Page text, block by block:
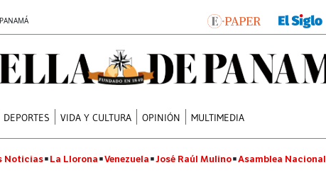
DEPORTES VIDA Y CULTURA OPINIÓN MULTIMEDIA
Noticias La Llorona Venezuela José Raúl Mulino Asamblea Nacional